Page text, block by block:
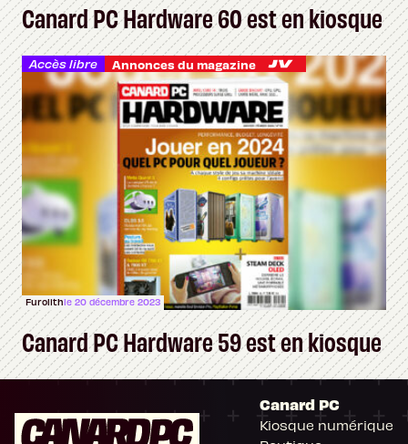
Canard PC Hardware 60 est en kiosque
Accès libre Annonces du magazine
Furolithle 20 décembre 2023
Canard PC Hardware 59 est en kiosque
Canard PC
Kiosque numérique
Il n'y a pas de